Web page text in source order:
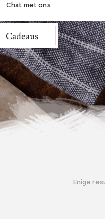
Chat met ons
Cadeaus
Enige